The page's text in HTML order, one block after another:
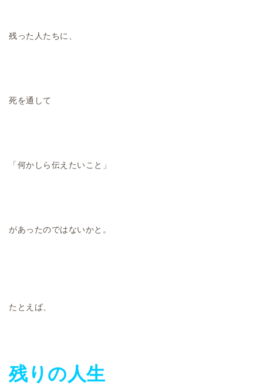
残った人たちに、
死を通して
「何かしら伝えたいこと」
があったのではないかと。
たとえば、
残りの人生